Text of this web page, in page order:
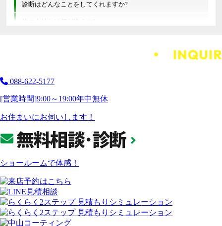
診断はどんなことをしてくれますか?
他の会社とは何が違うの?
088-622-5177
[営業時間]9:00～19:00年中無休
お住まいにお伺いします！
ショールームで体感！